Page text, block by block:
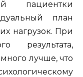
пациентки
план
нагрузок. При
результата,
лучше, что